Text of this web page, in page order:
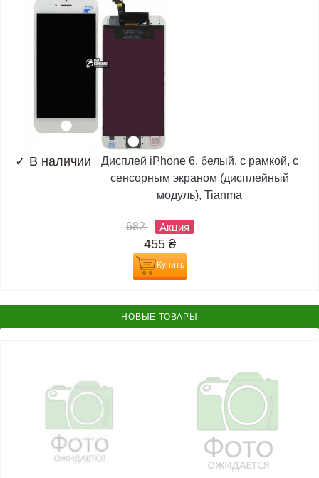
✓ В наличии
Дисплей iPhone 6, белый, с рамкой, с
сенсорным экраном (дисплейный
модуль), Tianma
682 Акция
455 ₴
Купить
НОВЫЕ ТОВАРЫ